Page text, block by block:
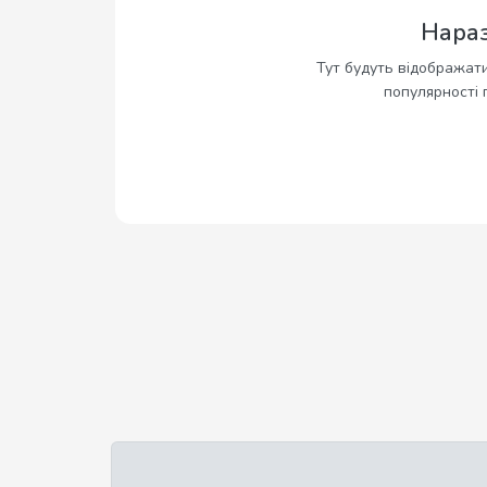
Тут будуть
популярності